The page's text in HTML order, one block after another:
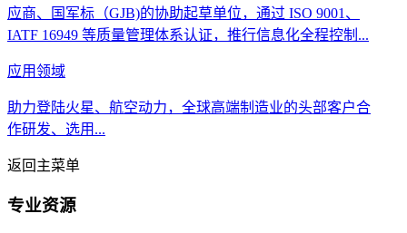
应商、国军标（GJB)的协助起草单位，通过 ISO 9001、
IATF 16949 等质量管理体系认证，推行信息化全程控制...
应用领域
助力登陆火星、航空动力，全球高端制造业的头部客户合
作研发、选用...
返回主菜单
专业资源